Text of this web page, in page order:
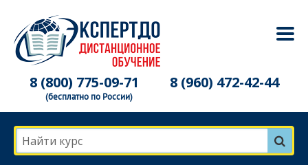
8 (800) 775-09-71
(бесплатно по России)
8 (960) 472-42-44
Найти курс